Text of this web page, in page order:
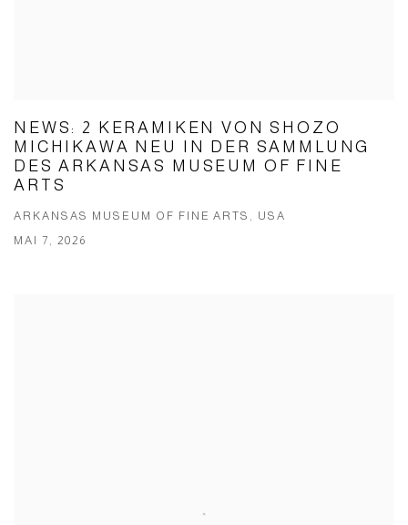
NEWS: 2 KERAMIKEN VON SHOZO
MICHIKAWA NEU IN DER SAMMLUNG
DES ARKANSAS MUSEUM OF FINE
ARTS
ARKANSAS MUSEUM OF FINE ARTS, USA
MAI 7, 2026